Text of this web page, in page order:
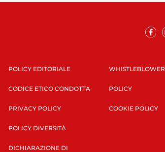
POLICY EDITORIALE
CODICE ETICO CONDOTTA
PRIVACY POLICY
POLICY DIVERSITÀ
DICHIARAZIONE DI
WHISTLEBLOWER
POLICY
COOKIE POLICY